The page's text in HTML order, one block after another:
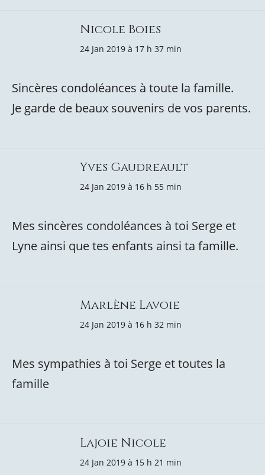
Nicole Boies
24 Jan 2019 à 17 h 37 min
Sincères condoléances à toute la famille.
Je garde de beaux souvenirs de vos parents.
Yves Gaudreault
24 Jan 2019 à 16 h 55 min
Mes sincères condoléances à toi Serge et
Lyne ainsi que tes enfants ainsi ta famille.
Marlène Lavoie
24 Jan 2019 à 16 h 32 min
Mes sympathies à toi Serge et toutes la
famille
Lajoie Nicole
24 Jan 2019 à 15 h 21 min